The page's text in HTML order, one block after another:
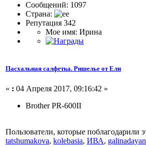
Сообщений: 1097
Страна:
Репутация 342
Мое имя: Ирина
Пасхальная салфетка. Ришелье от Ели
« : 04 Апреля 2017, 09:16:42 »
Brother PR-600II
Пользователи, которые поблагодарили
tatshumakova, kolebasia, ИВА,